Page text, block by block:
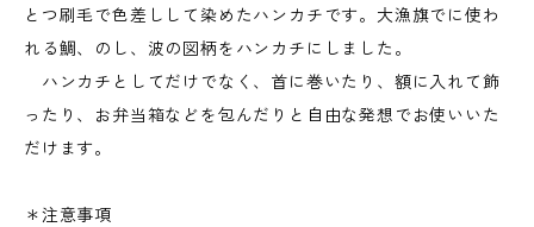
とつ刷毛で色差しして染めたハンカチです。大漁旗でに使わ
れる鯛、のし、波の図柄をハンカチにしました。
ハンカチとしてだけでなく、首に巻いたり、額に入れて飾
ったり、お弁当箱などを包んだりと自由な発想でお使いいた
だけます。
＊注意事項